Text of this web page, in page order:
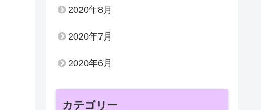
2020年8月
2020年7月
2020年6月
カテゴリー